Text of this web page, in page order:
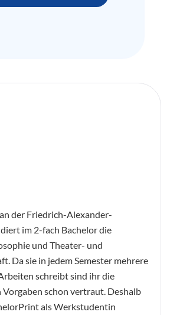
der Friedrich-Alexander-
im 2-fach Bachelor die
und Theater- und
Da sie in jedem Semester mehrere
schreibt sind ihr die
schon vertraut. Deshalb
als Werkstudentin